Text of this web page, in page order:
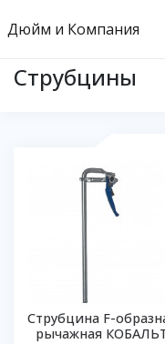
Дюйм и Компания
Струбцины
Струбцина F-
рычажная